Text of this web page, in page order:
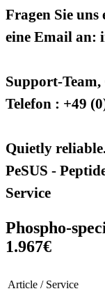
Fragen Sie
eine Email an:
Support-
Telefon : +49
Quietly
PeSUS -
Service
Phospho-
1.967€
Article / Service